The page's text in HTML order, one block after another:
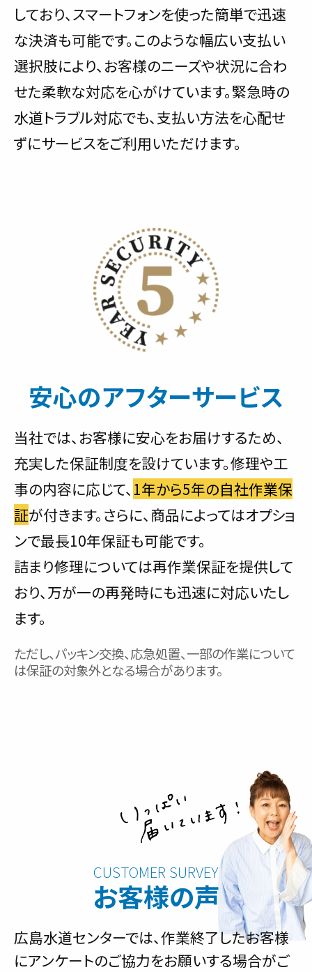
しており、スマートフォンを使った簡単で迅速
な決済も可能です。このような幅広い支払い
選択肢により、お客様のニーズや状況に合わ
せた柔軟な対応を心がけています。緊急時の
水道トラブル対応でも、支払い方法を心配せ
ずにサービスをご利用いただけます。
安心のアフターサービス
当社では、お客様に安心をお届けするため、
充実した保証制度を設けています。修理や工
事の内容に応じて、 1年から5年の自社作業保
証が付きます。さらに、商品によってはオプショ
ンで最長10年保証も可能です。
詰まり修理については再作業保証を提供して
おり、万が一の再発時にも迅速に対応いたし
ます。
ただし、パッキン交換、応急処置、一部の作業について
は保証の対象外となる場合があります。
お客様の声
広島水道センターでは、作業終了したお客様
にアンケートのご協力をお願いする場合がご